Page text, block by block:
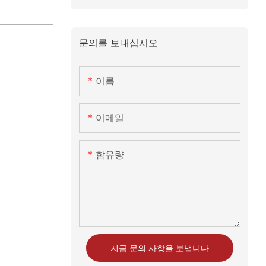
문의를 보내십시오
이름
이메일
함유량
지금 문의 사항을 보냅니다